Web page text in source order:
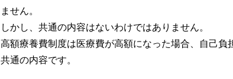
ません。
しかし、共通の内容はないわけではありません。
高額療養費制度は医療費が高額になった場合、自己
共通の内容です。